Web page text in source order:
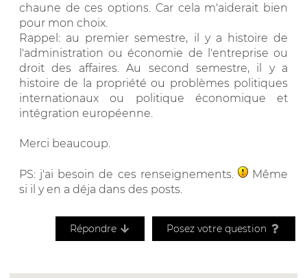
chaune de ces options. Car cela m'aiderait bien
pour mon choix.
Rappel: au premier semestre, il y a histoire de
l'administration ou économie de l'entreprise ou
droit des affaires. Au second semestre, il y a
histoire de la propriété ou problèmes politiques
internationaux ou politique économique et
intégration européenne.
Merci beaucoup.
PS: j'ai besoin de ces renseignements.
Même
si il y en a déja dans des posts.
Répondre Posez votre question